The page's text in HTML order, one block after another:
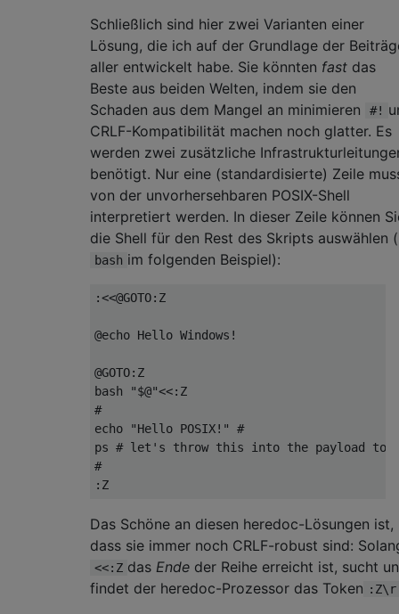
Schließlich sind hier zwei Varianten einer
Lösung, die ich auf der Grundlage der
aller entwickelt habe. Sie könnten fast das
Beste aus beiden Welten, indem sie den
Schaden aus dem Mangel an minimieren
#!
CRLF-Kompatibilität machen noch glatter. Es
werden zwei zusätzliche
benötigt. Nur eine (standardisierte) Zeile
von der unvorhersehbaren POSIX-Shell
interpretiert werden. In dieser Zeile können
die Shell für den Rest des Skripts auswählen (
bash im folgenden Beispiel):
:<<@GOTO:Z
@echo Hello Windows!
@GOTO:Z
bash "$@"<<:Z
#
echo "Hello POSIX!" #
ps # let's throw this into the payload to
#
Das Schöne an diesen heredoc-Lösungen ist,
dass sie immer noch CRLF-robust sind:
<<:Z das Ende der Reihe erreicht ist, sucht
findet der heredoc-Prozessor das Token :Z\r